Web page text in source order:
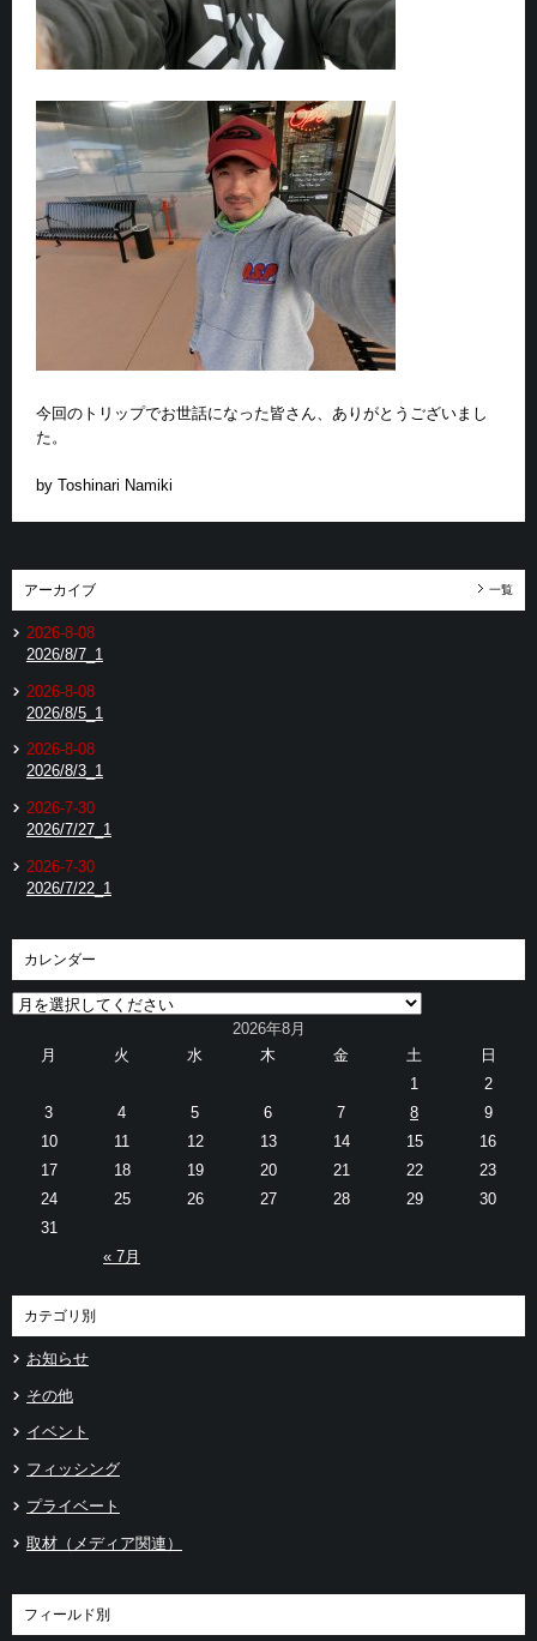
今回のトリップでお世話になった皆さん、ありがとうございまし
た。
by Toshinari Namiki
アーカイブ 一覧
2026-8-08
2026/8/7_1
2026-8-08
2026/8/5_1
2026-8-08
2026/8/3_1
2026-7-30
2026/7/27_1
2026-7-30
2026/7/22_1
カレンダー
2026年8月
月
火 水 木 金 土 日
« 7月
1
2
3
4 5 6 7 8
9
10
11 12 13 14 15
16
17
18 19 20 21 22
23
24
25 26 27 28 29
30
31
カテゴリ別
お知らせ
その他
イベント
フィッシング
プライベート
取材（メディア関連）
フィールド別